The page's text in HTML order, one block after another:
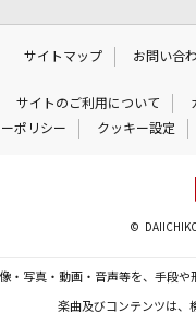
サイトマップ お問い合
サイトのご利用について
ポリシー クッキー設定
©
・写真・動画・音声等を、手段
楽曲及びコンテンツは、